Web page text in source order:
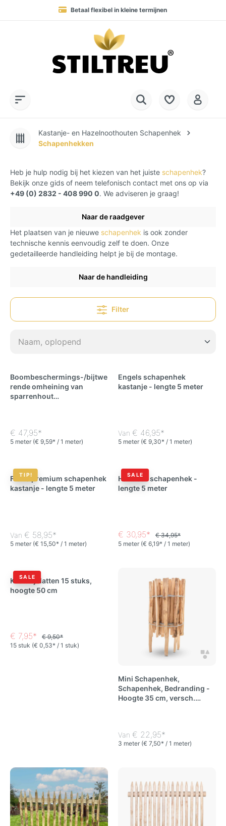
Levering in 1-4 werkdagen naar DE, AT & NL
+49 (0) 28 32 - 408 990 0
Permanent hoge beschikbaarheid van goederen
SSL-gecodeerd online winkelen
Kastanje- en Hazelnoothouten Schapenhek
Schapenhekken
Heb je hulp nodig bij het kiezen van het juiste schapenhek?
Bekijk onze gids of neem telefonisch contact met ons op via
+49 (0) 2832 - 408 990 0. We adviseren je graag!
Naar de raadgever
Het plaatsen van je nieuwe schapenhek is ook zonder
technische kennis eenvoudig zelf te doen. Onze
gedetailleerde handleiding helpt je bij de montage.
Naar de handleiding
Filter
Boombeschermings-/bijtwe
rende omheining van
sparrenhout
€ 47,95*
5 meter (€ 9,59* / 1 meter)
Engels schapenhek
kastanje - lengte 5 meter
Van € 46,95*
5 meter (€ 9,30* / 1 meter)
TIP!
Frans premium schapenhek
kastanje - lengte 5 meter
Van € 58,95*
5 meter (€ 15,50* / 1 meter)
SALE
Hazelaar schapenhek -
lengte 5 meter
€ 30,95*
€ 34,95*
5 meter (€ 6,19* / 1 meter)
SALE
Kastanjelatten 15 stuks,
hoogte 50 cm
€ 7,95*
€ 9,50*
15 stuk (€ 0,53* / 1 stuk)
Mini Schapenhek,
Schapenhek, Bedranding -
Hoogte 35 cm, versch.
Van € 22,95*
3 meter (€ 7,50* / 1 meter)